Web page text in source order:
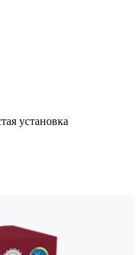
установка